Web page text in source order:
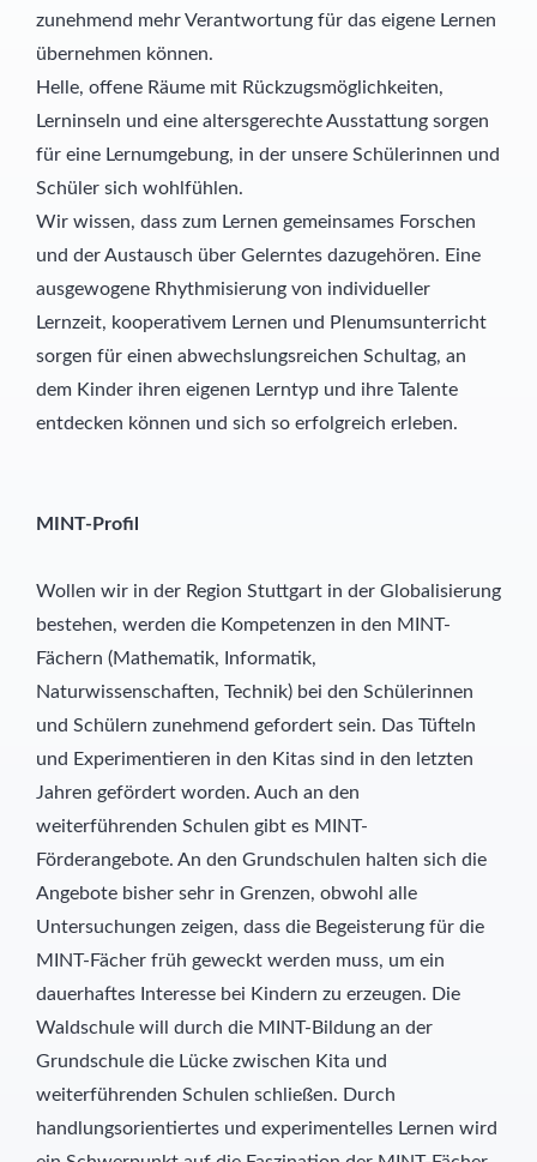
zunehmend mehr Verantwortung für das eigene Lernen
übernehmen können.
Helle, offene Räume mit Rückzugsmöglichkeiten,
Lerninseln und eine altersgerechte Ausstattung sorgen
für eine Lernumgebung, in der unsere Schülerinnen und
Schüler sich wohlfühlen.
Wir wissen, dass zum Lernen gemeinsames Forschen
und der Austausch über Gelerntes dazugehören. Eine
ausgewogene Rhythmisierung von individueller
Lernzeit, kooperativem Lernen und Plenumsunterricht
sorgen für einen abwechslungsreichen Schultag, an
dem Kinder ihren eigenen Lerntyp und ihre Talente
entdecken können und sich so erfolgreich erleben.
MINT-Profil
Wollen wir in der Region Stuttgart in der Globalisierung
bestehen, werden die Kompetenzen in den MINT-
Fächern (Mathematik, Informatik,
Naturwissenschaften, Technik) bei den Schülerinnen
und Schülern zunehmend gefordert sein. Das Tüfteln
und Experimentieren in den Kitas sind in den letzten
Jahren gefördert worden. Auch an den
weiterführenden Schulen gibt es MINT-
Förderangebote. An den Grundschulen halten sich die
Angebote bisher sehr in Grenzen, obwohl alle
Untersuchungen zeigen, dass die Begeisterung für die
MINT-Fächer früh geweckt werden muss, um ein
dauerhaftes Interesse bei Kindern zu erzeugen. Die
Waldschule will durch die MINT-Bildung an der
Grundschule die Lücke zwischen Kita und
weiterführenden Schulen schließen. Durch
handlungsorientiertes und experimentelles Lernen wird